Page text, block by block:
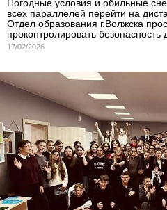
Погодные условия и обильные
всех параллелей перейти на
Отдел образования г.Волжска
проконтролировать безопасность
17/02/2026